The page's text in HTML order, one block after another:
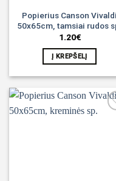
Popierius Canson Vivaldi
50x65cm, tamsiai rudos
1.20€
Į KREPŠELĮ